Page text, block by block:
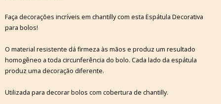
Faça decorações incríveis em chantilly com esta Espátula Decorativa
para bolos!
O material resistente dá firmeza às mãos e produz um resultado
homogêneo a toda circunferência do bolo. Cada lado da espátula
produz uma decoração diferente.
Utilizada para decorar bolos com cobertura de chantilly.